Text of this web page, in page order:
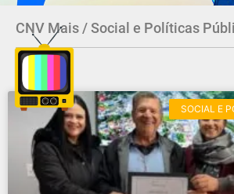
CNV Mais / Social e Políticas
SOCIAL E